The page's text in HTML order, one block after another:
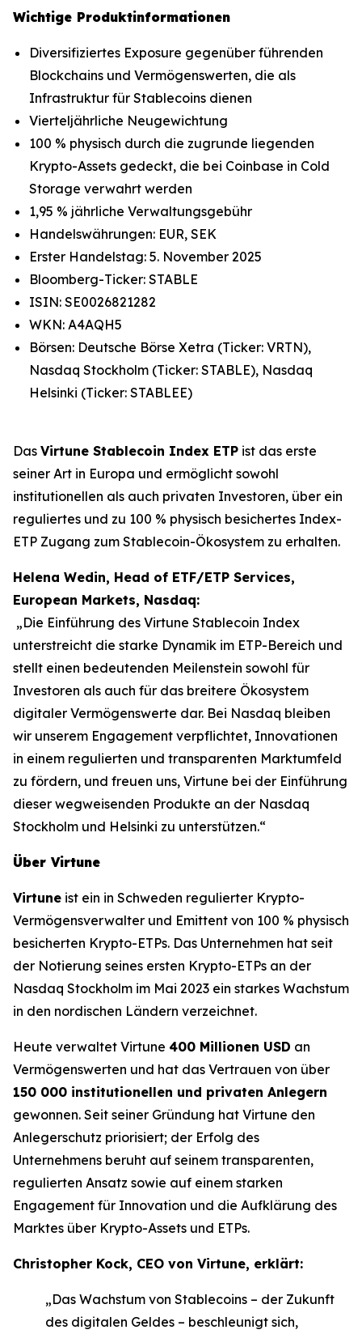
Wichtige Produktinformationen
Diversifiziertes Exposure gegenüber führenden
Blockchains und Vermögenswerten, die als
Infrastruktur für Stablecoins dienen
Vierteljährliche Neugewichtung
100 % physisch durch die zugrunde liegenden
Krypto-Assets gedeckt, die bei Coinbase in Cold
Storage verwahrt werden
1,95 % jährliche Verwaltungsgebühr
Handelswährungen: EUR, SEK
Erster Handelstag: 5. November 2025
Bloomberg-Ticker: STABLE
ISIN: SE0026821282
WKN: A4AQH5
Börsen: Deutsche Börse Xetra (Ticker: VRTN),
Nasdaq Stockholm (Ticker: STABLE), Nasdaq
Helsinki (Ticker: STABLEE)
Das Virtune Stablecoin Index ETP ist das erste
seiner Art in Europa und ermöglicht sowohl
institutionellen als auch privaten Investoren, über ein
reguliertes und zu 100 % physisch besichertes Index-
ETP Zugang zum Stablecoin-Ökosystem zu erhalten.
Helena Wedin, Head of ETF/ETP Services,
European Markets, Nasdaq:
„Die Einführung des Virtune Stablecoin Index
unterstreicht die starke Dynamik im ETP-Bereich und
stellt einen bedeutenden Meilenstein sowohl für
Investoren als auch für das breitere Ökosystem
digitaler Vermögenswerte dar. Bei Nasdaq bleiben
wir unserem Engagement verpflichtet, Innovationen
in einem regulierten und transparenten Marktumfeld
zu fördern, und freuen uns, Virtune bei der Einführung
dieser wegweisenden Produkte an der Nasdaq
Stockholm und Helsinki zu unterstützen.“
Über Virtune
Virtune ist ein in Schweden regulierter Krypto-
Vermögensverwalter und Emittent von 100 % physisch
besicherten Krypto-ETPs. Das Unternehmen hat seit
der Notierung seines ersten Krypto-ETPs an der
Nasdaq Stockholm im Mai 2023 ein starkes Wachstum
in den nordischen Ländern verzeichnet.
Heute verwaltet Virtune 400 Millionen USD an
Vermögenswerten und hat das Vertrauen von über
150 000 institutionellen und privaten Anlegern
gewonnen. Seit seiner Gründung hat Virtune den
Anlegerschutz priorisiert; der Erfolg des
Unternehmens beruht auf seinem transparenten,
regulierten Ansatz sowie auf einem starken
Engagement für Innovation und die Aufklärung des
Marktes über Krypto-Assets und ETPs.
Christopher Kock, CEO von Virtune, erklärt:
„Das Wachstum von Stablecoins – der Zukunft
des digitalen Geldes – beschleunigt sich,